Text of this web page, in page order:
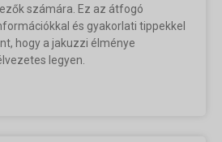
számára. Ez az átfogó
és gyakorlati tippekkel
hogy a jakuzzi élménye
legyen.